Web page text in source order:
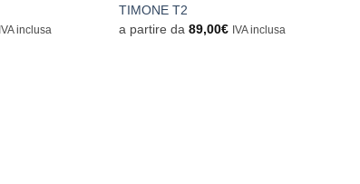
IVA inclusa
TIMONE T2
a partire da89,00€ IVA inclusa